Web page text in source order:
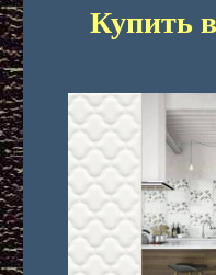
Купить